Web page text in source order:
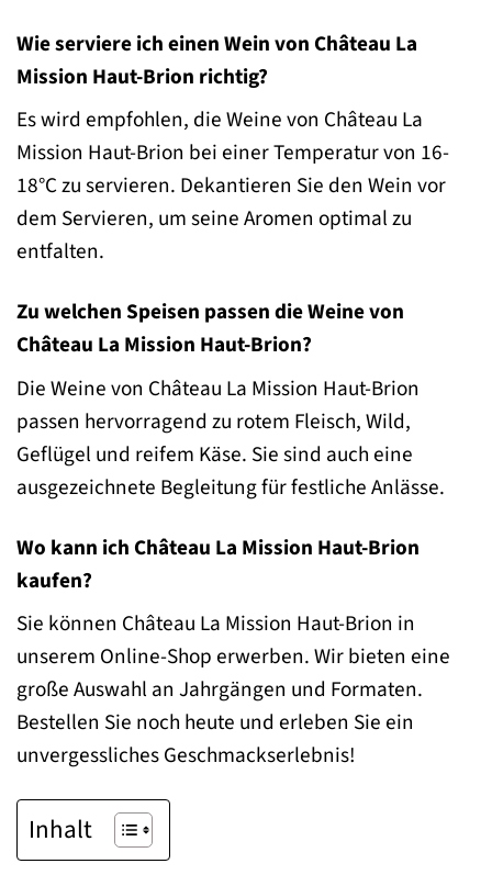
Wie serviere ich einen Wein von Château La
Mission Haut-Brion richtig?
Es wird empfohlen, die Weine von Château La
Mission Haut-Brion bei einer Temperatur von 16-
18°C zu servieren. Dekantieren Sie den Wein vor
dem Servieren, um seine Aromen optimal zu
entfalten.
Zu welchen Speisen passen die Weine von
Château La Mission Haut-Brion?
Die Weine von Château La Mission Haut-Brion
passen hervorragend zu rotem Fleisch, Wild,
Geflügel und reifem Käse. Sie sind auch eine
ausgezeichnete Begleitung für festliche Anlässe.
Wo kann ich Château La Mission Haut-Brion
kaufen?
Sie können Château La Mission Haut-Brion in
unserem Online-Shop erwerben. Wir bieten eine
große Auswahl an Jahrgängen und Formaten.
Bestellen Sie noch heute und erleben Sie ein
unvergessliches Geschmackserlebnis!
Inhalt